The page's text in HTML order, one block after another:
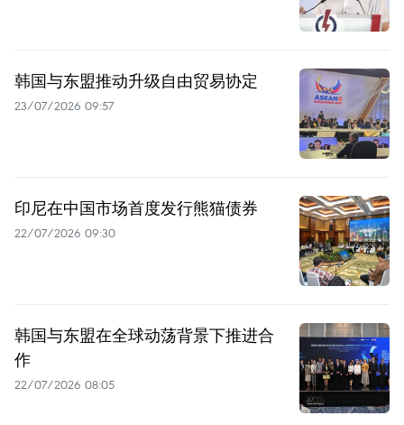
韩国与东盟推动升级自由贸易协定
23/07/2026 09:57
印尼在中国市场首度发行熊猫债券
22/07/2026 09:30
韩国与东盟在全球动荡背景下推进合
作
22/07/2026 08:05